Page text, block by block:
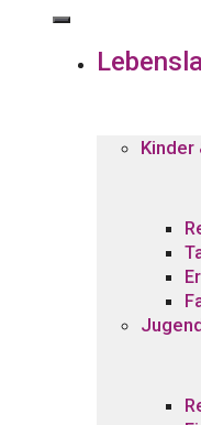
Kinder